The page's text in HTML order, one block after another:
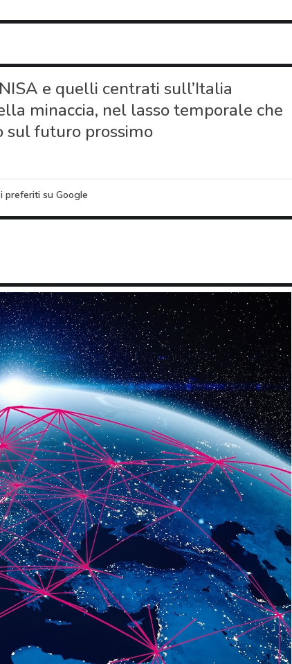
e quelli centrati sull’Italia
minaccia, nel lasso temporale che
sul futuro prossimo
preferiti su Google
C
Cloud
Cybersecurity nazionale